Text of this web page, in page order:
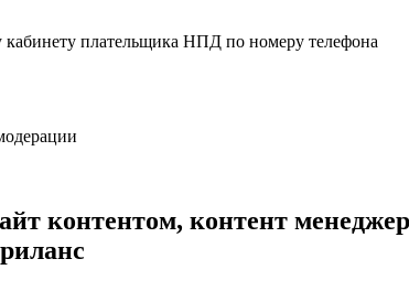
плательщика НПД по номеру телефона
контентом, контент